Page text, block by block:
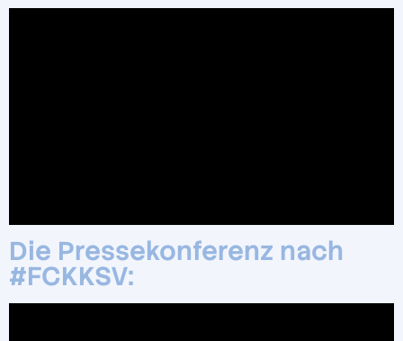
Die Pressekonferenz nach
#FCKKSV: